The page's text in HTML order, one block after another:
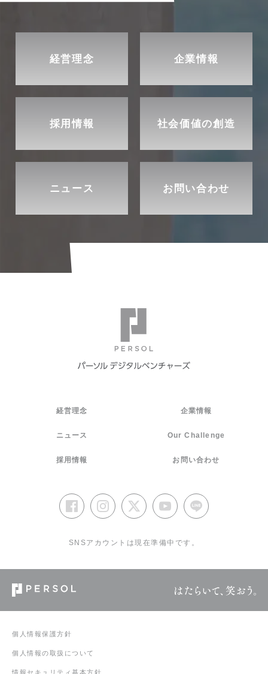
経営理念 企業情報
採用情報 社会価値の創造
ニュース お問い合わせ
経営理念 企業情報
ニュース Our Challenge
採用情報 お問い合わせ
SNSアカウントは現在準備中です。
個人情報保護方針
個人情報の取扱について
情報セキュリティ基本方針